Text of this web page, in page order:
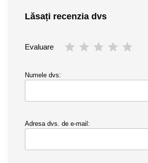
Lăsați recenzia dvs
Evaluare
Numele dvs:
Adresa dvs. de e-mail: